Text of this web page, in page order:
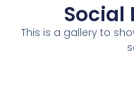
Social
This is a gallery to